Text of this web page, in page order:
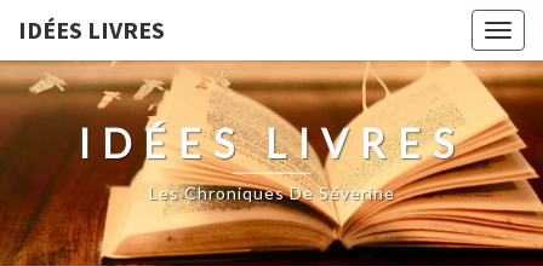
IDÉES LIVRES
IDÉES LIVRES
Les Chroniques De Séverine